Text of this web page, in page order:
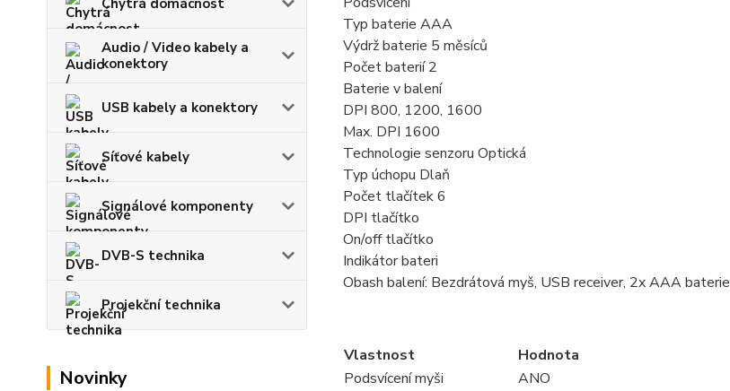
Chytrá domácnost
Audio / Video kabely a
konektory
USB kabely a konektory
Síťové kabely
Signálové komponenty
DVB-S technika
Projekční technika
Novinky
Typ baterie AAA
Výdrž baterie 5 měsíců
Počet baterií 2
Baterie v balení
DPI 800, 1200, 1600
Max. DPI 1600
Technologie senzoru Optická
Typ úchopu Dlaň
Počet tlačítek 6
DPI tlačítko
On/off tlačítko
Indikátor bateri
Obash balení: Bezdrátová myš, USB receiver, 2x AAA baterie
Vlastnost
Hodnota
Podsvícení myši
ANO